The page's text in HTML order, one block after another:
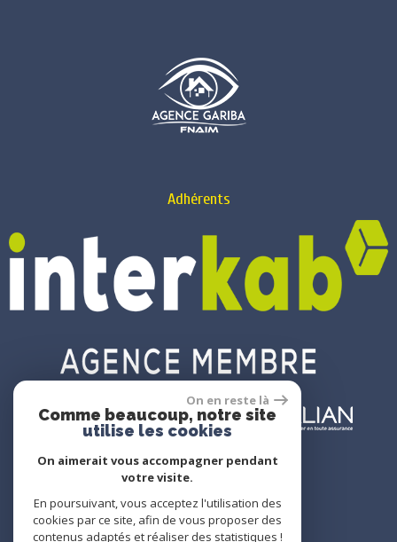
Adhérents
© 2022 Tous droits réservés
On en reste là
Comme beaucoup, notre site
utilise les cookies
On aimerait vous accompagner pendant
votre visite.
En poursuivant, vous acceptez l'utilisation des
cookies par ce site, afin de vous proposer des
contenus adaptés et réaliser des statistiques !